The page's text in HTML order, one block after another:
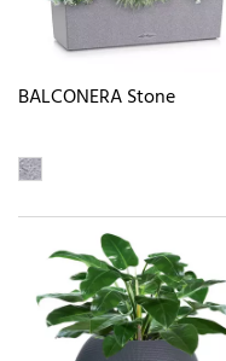
BALCONERA Stone